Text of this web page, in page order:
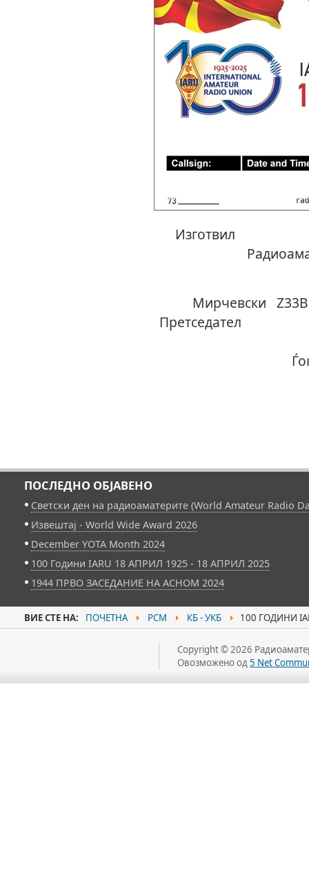
Ѓоко
ПОСЛЕДНО ОБЈАВЕНО
Светски ден на радиоаматерите (World Amateur Radio
Извештај - World Wide Award 2026
December YOTA Month 2024
100 Години IARU 18 АПРИЛ 1925 - 18 АПРИЛ 2025
1944 ПРВО ЗАСЕДАНИЕ НА АСНОМ 2024
ВИЕ СТЕ НА: ПОЧЕТНА РСМ КБ - УКБ 100 ГОДИНИ
Copyright © 2026
Овозможено од5 Net